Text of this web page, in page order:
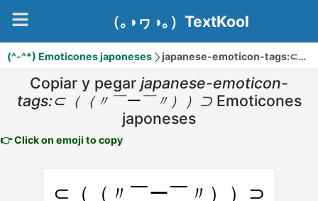
（｡◑ヮ◑｡）TextKool
(^-^*) Emoticones japoneses japanese-emoticon-tags:⊂（（〃￣ー￣〃））⊃
Copiar y pegar japanese-emoticon-
tags:⊂（（〃￣ー￣〃））⊃ Emoticones
japoneses
👉 Click on emoji to copy
⊂（（〃￣ー￣〃））⊃